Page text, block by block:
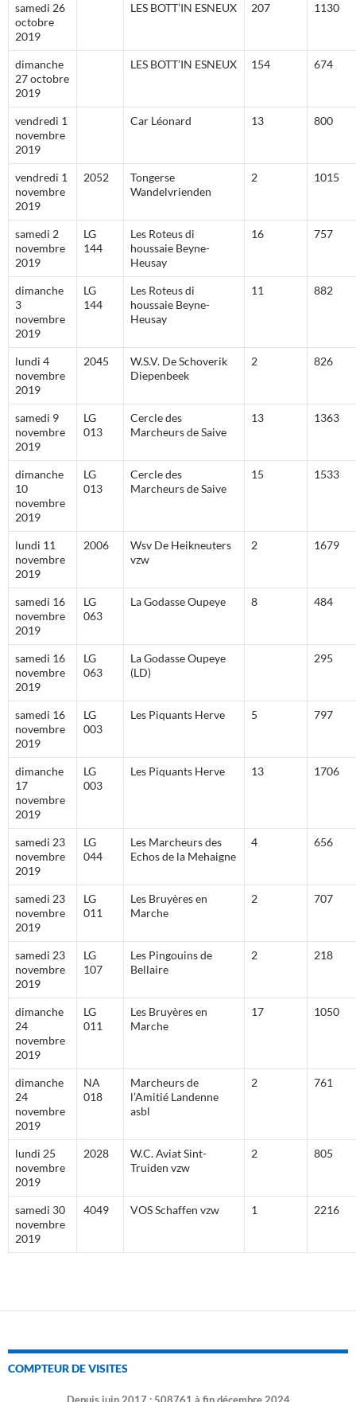
samedi 26
octobre
2019
LES BOTT’IN ESNEUX 207 1130
dimanche
27 octobre
2019
LES BOTT’IN ESNEUX 154 674
vendredi 1
novembre
2019
Car Léonard 13 800
vendredi 1
novembre
2019
2052
Tongerse
Wandelvrienden
2 1015
samedi 2
novembre
2019
LG
144
Les Roteus di
houssaie Beyne-
Heusay
16 757
dimanche
3
novembre
2019
LG
144
Les Roteus di
houssaie Beyne-
Heusay
11 882
lundi 4
novembre
2019
2045
W.S.V. De Schoverik
Diepenbeek
2 826
samedi 9
novembre
2019
LG
013
Cercle des
Marcheurs de Saive
13 1363
dimanche
10
novembre
2019
LG
013
Cercle des
Marcheurs de Saive
15 1533
lundi 11
novembre
2019
2006
Wsv De Heikneuters
vzw
2 1679
samedi 16
novembre
2019
LG
063
La Godasse Oupeye 8 484
samedi 16
novembre
2019
LG
063
La Godasse Oupeye
(LD)
295
samedi 16
novembre
2019
LG
003
Les Piquants Herve 5 797
dimanche
17
novembre
2019
LG
003
Les Piquants Herve 13 1706
samedi 23
novembre
2019
LG
044
Les Marcheurs des
Echos de la Mehaigne
4 656
samedi 23
novembre
2019
LG
011
Les Bruyères en
Marche
2 707
samedi 23
novembre
2019
LG
107
Les Pingouins de
Bellaire
2 218
dimanche
24
novembre
2019
LG
011
Les Bruyères en
Marche
17 1050
dimanche
24
novembre
2019
NA
018
Marcheurs de
l’Amitié Landenne
asbl
2 761
lundi 25
novembre
2019
2028
W.C. Aviat Sint-
Truiden vzw
2 805
samedi 30
novembre
2019
4049 VOS Schaffen vzw 1 2216
COMPTEUR DE VISITES